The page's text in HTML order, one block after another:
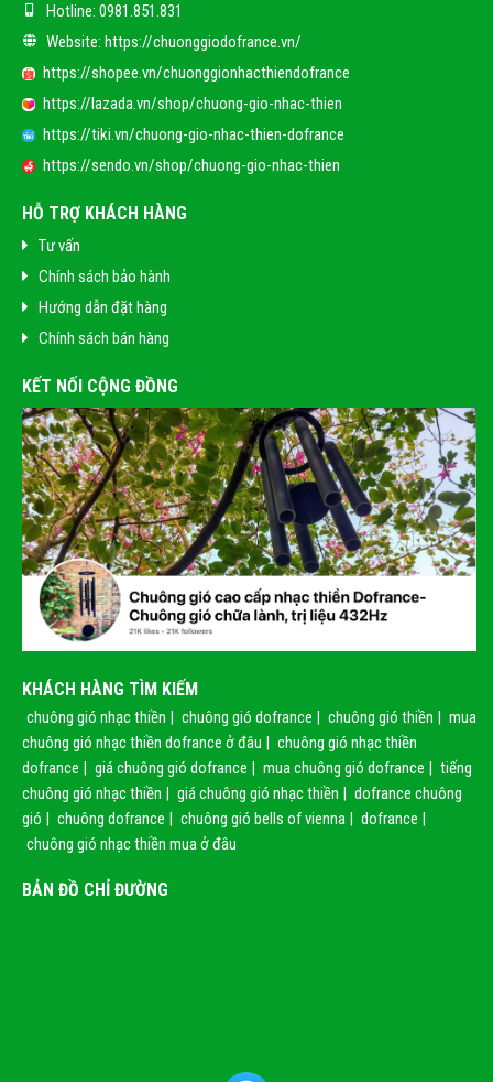
Hotline: 0981.851.831
Website: https://chuonggiodofrance.vn/
https://shopee.vn/chuonggionhacthiendofrance
https://lazada.vn/shop/chuong-gio-nhac-thien
https://tiki.vn/chuong-gio-nhac-thien-dofrance
https://sendo.vn/shop/chuong-gio-nhac-thien
HỖ TRỢ KHÁCH HÀNG
Tư vấn
Chính sách bảo hành
Hướng dẫn đặt hàng
Chính sách bán hàng
KẾT NỐI CỘNG ĐỒNG
KHÁCH HÀNG TÌM KIẾM
chuông gió nhạc thiền | chuông gió dofrance | chuông gió thiền | mua
chuông gió nhạc thiền dofrance ở đâu | chuông gió nhạc thiền
dofrance | giá chuông gió dofrance | mua chuông gió dofrance | tiếng
chuông gió nhạc thiền | giá chuông gió nhạc thiền | dofrance chuông
gió | chuông dofrance | chuông gió bells of vienna | dofrance |
chuông gió nhạc thiền mua ở đâu
BẢN ĐỒ CHỈ ĐƯỜNG